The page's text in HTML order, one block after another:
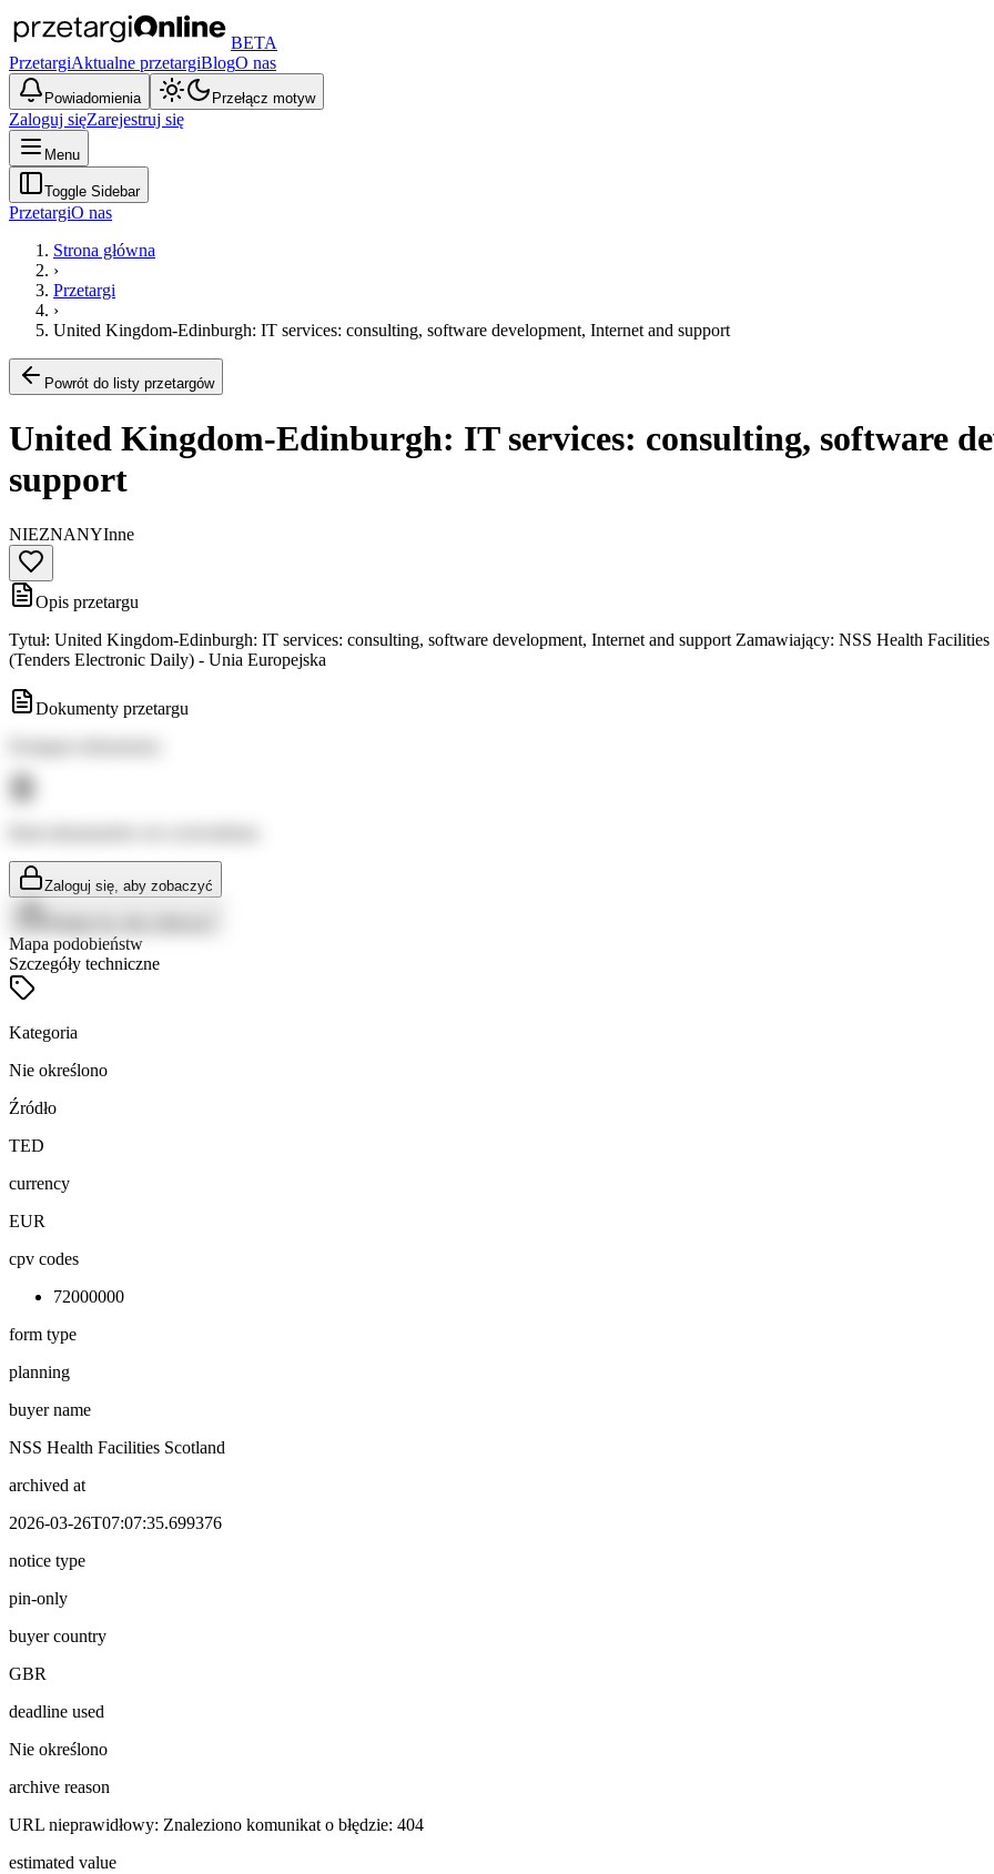
BETA
PrzetargiAktualne przetargiBlogO nas
Powiadomienia Przełącz motyw
Zaloguj sięZarejestruj się
Menu
Toggle Sidebar
PrzetargiO nas
Strona główna
›
Przetargi
›
United Kingdom-Edinburgh: IT services: consulting, software development, Internet and support
Powrót do listy przetargów
United Kingdom-Edinburgh: IT services: consulting, software
support
NIEZNANYInne
Opis przetargu
Tytuł: United Kingdom-Edinburgh: IT services: consulting, software development, Internet and support Zamawiający: NSS Health
(Tenders Electronic Daily) - Unia Europejska
Dokumenty przetargu
Zaloguj się, aby zobaczyć
Mapa podobieństw
Szczegóły techniczne
Kategoria
Nie określono
Źródło
TED
currency
EUR
cpv codes
72000000
form type
planning
buyer name
NSS Health Facilities Scotland
archived at
2026-03-26T07:07:35.699376
notice type
pin-only
buyer country
GBR
deadline used
Nie określono
archive reason
URL nieprawidłowy: Znaleziono komunikat o błędzie: 404
estimated value